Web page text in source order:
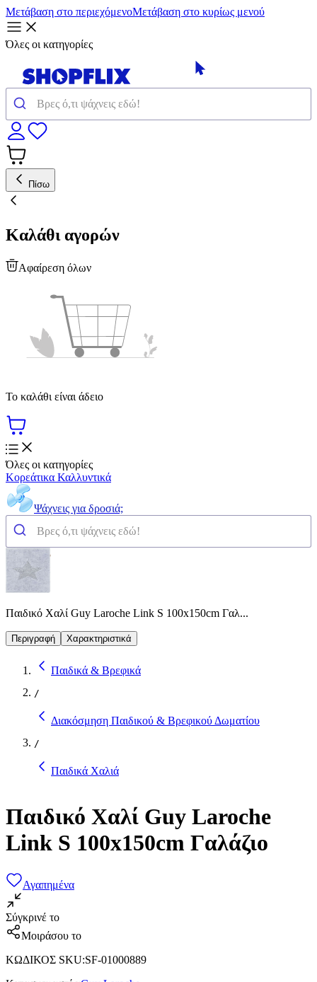
Μετάβαση στο περιεχόμενοΜετάβαση στο κυρίως μενού
Όλες οι κατηγορίες
Πίσω
Καλάθι αγορών
Αφαίρεση όλων
Το καλάθι είναι άδειο
Όλες οι κατηγορίες
Κορεάτικα Καλλυντικά
Ψάχνεις για δροσιά;
Παιδικό Χαλί Guy Laroche Link S 100x150cm Γαλ...
Περιγραφή Χαρακτηριστικά
Παιδικά & Βρεφικά
/
Διακόσμηση Παιδικού & Βρεφικού Δωματίου
/
Παιδικά Χαλιά
Παιδικό Χαλί Guy Laroche
Link S 100x150cm Γαλάζιο
Αγαπημένα
Σύγκρινέ το
Μοιράσου το
ΚΩΔΙΚΟΣ SKU:SF-01000889